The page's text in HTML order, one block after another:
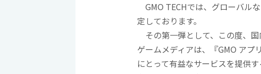
GMO TECHでは、グローバル
定しております。
その第一弾として、この度、国
ゲームメディアは、『GMO ア
にとって有益なサービスを提供